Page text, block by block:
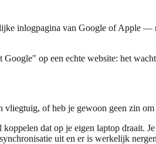
inlogpagina van Google of Apple
op een echte website: het
of heb je gewoon geen zin
dat op je eigen laptop
uit en er is werkelijk